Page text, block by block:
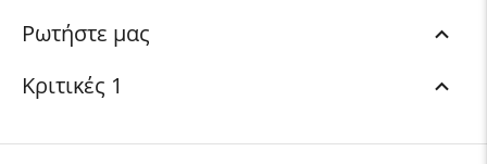
Ρωτήστε μας
Κριτικές 1